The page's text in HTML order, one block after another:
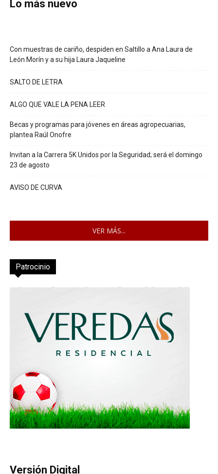
Lo más nuevo
Con muestras de cariño, despiden en Saltillo a Ana Laura de
León Morín y a su hija Laura Jaqueline
SALTO DE LETRA
ALGO QUE VALE LA PENA LEER
Becas y programas para jóvenes en áreas agropecuarias,
plantea Raúl Onofre
Invitan a la Carrera 5K Unidos por la Seguridad; será el domingo
23 de agosto
AVISO DE CURVA
VER MÁS...
Patrocinio
Versión Digital